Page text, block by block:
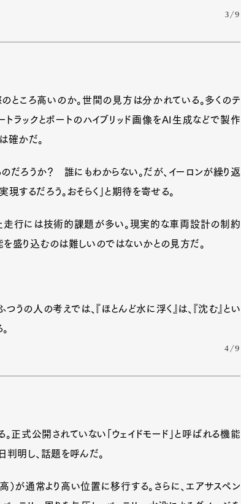
3/9
ところ高いのか。世間の見方は分かれている。多くのテ
ラックとボートのハイブリッド画像をAI生成などで製作
確かだ。
のだろうか？ 誰にもわからない。だが、イーロンが繰り返
するだろう。おそらく」と期待を寄せる。
上走行には技術的課題が多い。現実的な車両設計の制約
盛り込むのは難しいのではないかとの見方だ。
うの人の考えでは、『ほとんど水に浮く』は、『沈む』とい
4/9
正式公開されていない「ウェイドモード」と呼ばれる機能
判明し、話題を呼んだ。
）が通常より高い位置に移行する。さらに、エアサスペン